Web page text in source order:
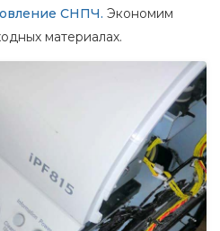
СНПЧ. Экономим
материалах.